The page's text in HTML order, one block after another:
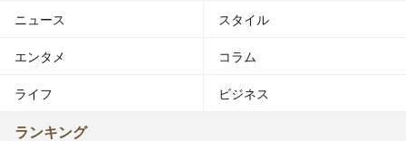
ニュース スタイル
エンタメ コラム
ライフ ビジネス
ランキング